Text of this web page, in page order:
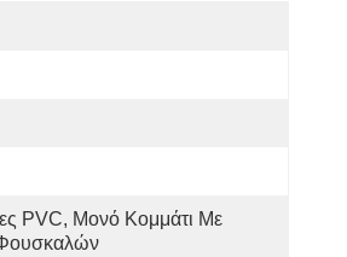
PVC, Μονό Κομμάτι Με